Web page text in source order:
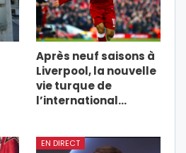
Après neuf saisons à
Liverpool, la nouvelle
vie turque de
l’international…
EN DIRECT